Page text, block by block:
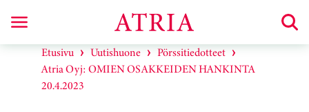
Etusivu Uutishuone
Pörssitiedotteet
Atria Oyj: OMIEN OSAKKEIDEN HANKINTA
20.4.2023